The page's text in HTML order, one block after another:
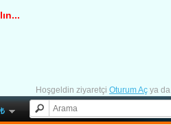
Hoşgeldin ziyaretçi Oturum Aç ya da